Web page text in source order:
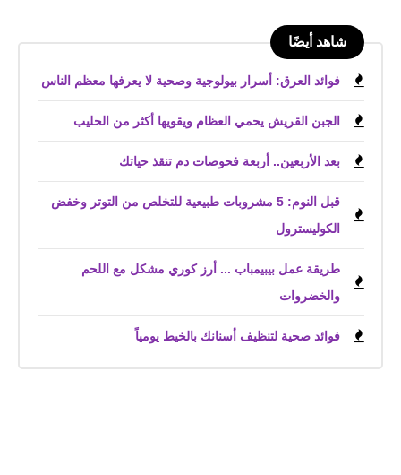
شاهد أيضًا
فوائد العرق: أسرار بيولوجية وصحية لا يعرفها معظم الناس
الجبن القريش يحمي العظام ويقويها أكثر من الحليب
بعد الأربعين.. أربعة فحوصات دم تنقذ حياتك
قبل النوم: 5 مشروبات طبيعية للتخلص من التوتر وخفض
الكوليسترول
طريقة عمل بيبيمباب ... أرز كوري مشكل مع اللحم
والخضروات
فوائد صحية لتنظيف أسنانك بالخيط يومياً